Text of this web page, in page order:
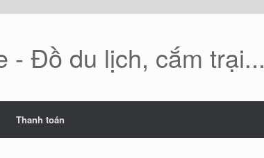
- Đồ du lịch, cắm trại...
Thanh toán